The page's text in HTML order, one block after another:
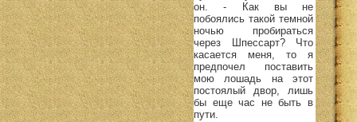
он. - Как вы не
побоялись такой темной
ночью пробираться
через Шпессарт? Что
касается меня, то я
предпочел поставить
мою лошадь на этот
постоялый двор, лишь
бы еще час не быть в
пути.